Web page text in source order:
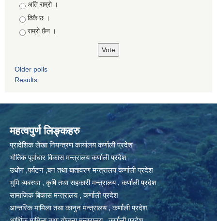
Choices
अति राम्रो ।
ठिकै छ ।
राम्रो छैन ।
Older polls
Results
महत्वपुर्ण लिङ्कहरु
प्रादेशिक लेखा नियन्त्रण कार्यालय कर्णाली प्रदेश
भौतिक पूर्वाधार विकास मन्त्रालय कर्णाली प्रदेश
उधोग ,पर्यटन ,बन तथा बातावरण मन्त्रालय कर्णाली प्रदेश
भुमि ब्यबस्था , कृषि तथा सहकारी मन्त्रालय , कर्णाली प्रदेश
सामाजिक बिकास मन्त्रालय , कर्णाली प्रदेश
आन्तरिक मामिला तथा कानुन मन्त्रालय , कर्णाली प्रदेश